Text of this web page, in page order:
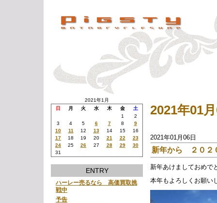
2021年1月
日
月 火 水 木 金
土
1
2
3
4 5 6 7 8
9
10
11 12 13 14 15
16
17
18 19 20 21 22
23
24
25 26 27 28 29
30
31
ENTRY
ハーレー売るなら 高価買取挑
戦中
予告
2021年01
2021年01月06日
新年から ２０２
新年あけましておめで
本年もよろしくお願い